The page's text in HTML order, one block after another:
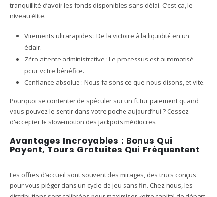
tranquillité d’avoir les fonds disponibles sans délai. C’est ça, le
niveau élite.
Virements ultrarapides : De la victoire à la liquidité en un
éclair.
Zéro attente administrative : Le processus est automatisé
pour votre bénéfice.
Confiance absolue : Nous faisons ce que nous disons, et vite.
Pourquoi se contenter de spéculer sur un futur paiement quand
vous pouvez le sentir dans votre poche aujourd’hui ? Cessez
d’accepter le slow-motion des jackpots médiocres.
Avantages Incroyables : Bonus Qui
Payent, Tours Gratuites Qui Fréquentent
Les offres d’accueil sont souvent des mirages, des trucs conçus
pour vous piéger dans un cycle de jeu sans fin. Chez nous, les